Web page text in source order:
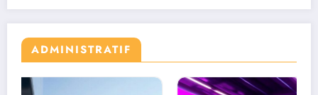
ADMINISTRATIF